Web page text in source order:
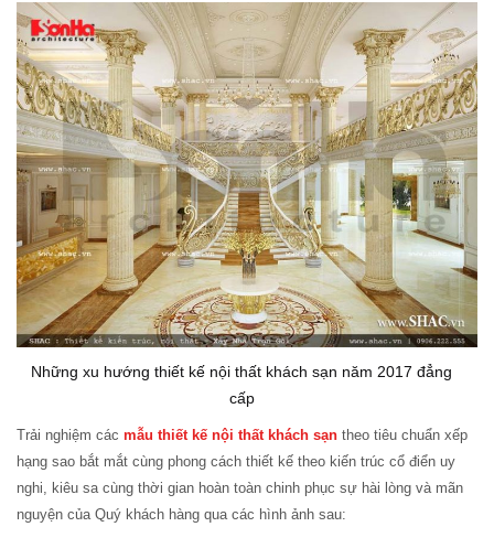
Những xu hướng thiết kế nội thất khách sạn năm 2017 đẳng
cấp
Trải nghiệm các mẫu thiết kế nội thất khách sạn theo tiêu chuẩn xếp
hạng sao bắt mắt cùng phong cách thiết kế theo kiến trúc cổ điển uy
nghi, kiêu sa cùng thời gian hoàn toàn chinh phục sự hài lòng và mãn
nguyện của Quý khách hàng qua các hình ảnh sau: